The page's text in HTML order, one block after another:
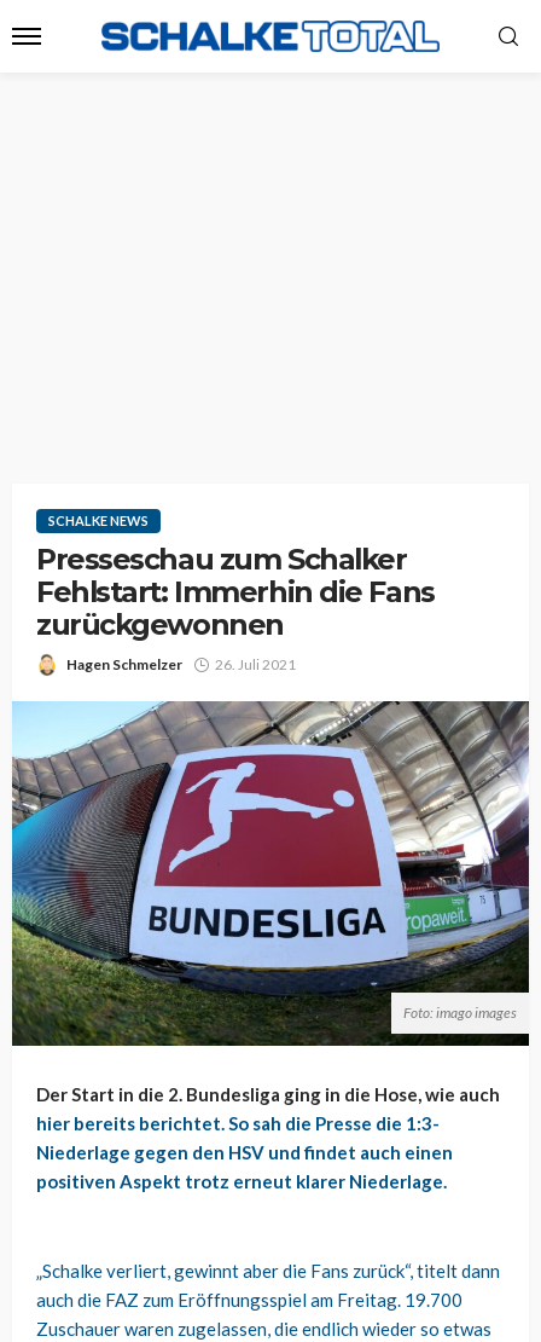
SCHALKE NEWS
Presseschau zum Schalker
Fehlstart: Immerhin die Fans
zurückgewonnen
Hagen Schmelzer 26. Juli 2021
Foto: imago images
Der Start in die 2. Bundesliga ging in die Hose, wie auch
hier bereits berichtet. So sah die Presse die 1:3-
Niederlage gegen den HSV und findet auch einen
positiven Aspekt trotz erneut klarer Niederlage.
„Schalke verliert, gewinnt aber die Fans zurück“, titelt dann
auch die FAZ zum Eröffnungsspiel am Freitag. 19.700
Zuschauer waren zugelassen, die endlich wieder so etwas